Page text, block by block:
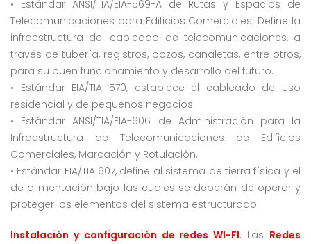
• Estándar ANSI/TIA/EIA-569-A de Rutas y Espacios de
Telecomunicaciones para Edificios Comerciales. Define la
infraestructura del cableado de telecomunicaciones, a
través de tubería, registros, pozos, canaletas, entre otros,
para su buen funcionamiento y desarrollo del futuro.
• Estándar EIA/TIA 570, establece el cableado de uso
residencial y de pequeños negocios.
• Estándar ANSI/TIA/EIA-606 de Administración para la
Infraestructura de Telecomunicaciones de Edificios
Comerciales, Marcación y Rotulación.
• Estándar EIA/TIA 607, define al sistema de tierra física y el
de alimentación bajo las cuales se deberán de operar y
proteger los elementos del sistema estructurado.
Instalación y configuración de redes WI-FI. Las Redes